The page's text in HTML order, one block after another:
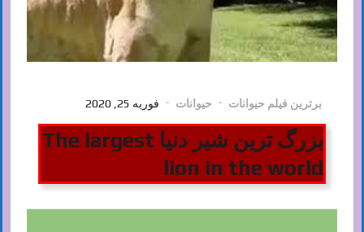
برترین فیلم حیوانات حیوانات فوریه 25, 2020
بزرگ ترین شیر دنیا The largest
lion in the world